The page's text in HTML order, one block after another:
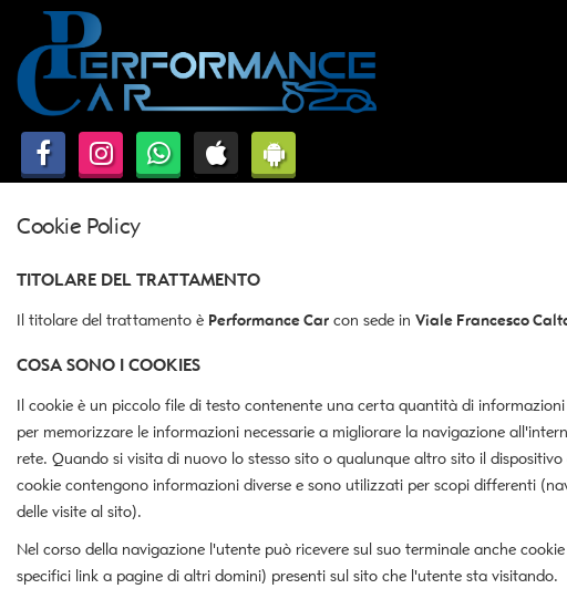
AUTO USATE E KM0 ROMA
DICONO DI NOI
ASSISTENZA
CONTATTI
Cookie Policy
TITOLARE DEL TRATTAMENTO
Il titolare del trattamento è Performance Car con sede in Viale Francesco
COSA SONO I COOKIES
Il cookie è un piccolo file di testo contenente una certa quantità di
per memorizzare le informazioni necessarie a migliorare la navigazione
rete. Quando si visita di nuovo lo stesso sito o qualunque altro sito il
cookie contengono informazioni diverse e sono utilizzati per scopi differenti
delle visite al sito).
Nel corso della navigazione l'utente può ricevere sul suo terminale anche
specifici link a pagine di altri domini) presenti sul sito che l'utente sta visitando.
tue
preferenze
di
Il
pannello
ti
di
le
preferenze
consenso
alle
tecnologie
di
tracciamento
adottiamo
per